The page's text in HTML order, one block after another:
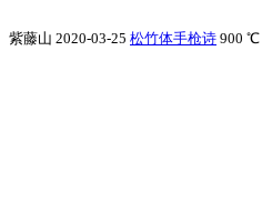
紫藤山 2020-03-25 松竹体手枪诗 900 ℃